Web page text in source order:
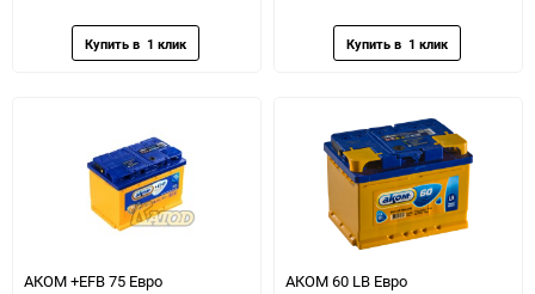
АКОМ +EFB 75 Евро АКОМ 60 LB Евро